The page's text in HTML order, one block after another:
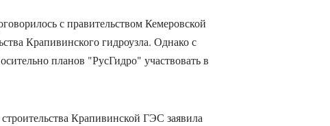
с правительством Кемеровской
Крапивинского гидроузла. Однако с
планов "РусГидро" участвовать в
Крапивинской ГЭС заявила